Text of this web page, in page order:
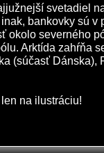
svetadiel
bankovky sú v
okolo severného
Arktída zahŕňa
(súčasť Dánska),
na ilustráciu!